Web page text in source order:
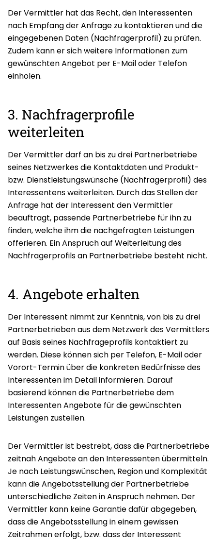
Der Vermittler hat das Recht, den Interessenten
nach Empfang der Anfrage zu kontaktieren und die
eingegebenen Daten (Nachfragerprofil) zu prüfen.
Zudem kann er sich weitere Informationen zum
gewünschten Angebot per E-Mail oder Telefon
einholen.
3. Nachfragerprofile
weiterleiten
Der Vermittler darf an bis zu drei Partnerbetriebe
seines Netzwerkes die Kontaktdaten und Produkt-
bzw. Dienstleistungswünsche (Nachfragerprofil) des
Interessentens weiterleiten. Durch das Stellen der
Anfrage hat der Interessent den Vermittler
beauftragt, passende Partnerbetriebe für ihn zu
finden, welche ihm die nachgefragten Leistungen
offerieren. Ein Anspruch auf Weiterleitung des
Nachfragerprofils an Partnerbetriebe besteht nicht.
4. Angebote erhalten
Der Interessent nimmt zur Kenntnis, von bis zu drei
Partnerbetrieben aus dem Netzwerk des Vermittlers
auf Basis seines Nachfrageprofils kontaktiert zu
werden. Diese können sich per Telefon, E-Mail oder
Vorort-Termin über die konkreten Bedürfnisse des
Interessenten im Detail informieren. Darauf
basierend können die Partnerbetriebe dem
Interessenten Angebote für die gewünschten
Leistungen zustellen.
Der Vermittler ist bestrebt, dass die Partnerbetriebe
zeitnah Angebote an den Interessenten übermitteln.
Je nach Leistungswünschen, Region und Komplexität
kann die Angebotsstellung der Partnerbetriebe
unterschiedliche Zeiten in Anspruch nehmen. Der
Vermittler kann keine Garantie dafür abgegeben,
dass die Angebotsstellung in einem gewissen
Zeitrahmen erfolgt, bzw. dass der Interessent